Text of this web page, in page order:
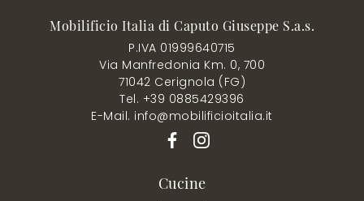
Mobilificio Italia di Caputo Giuseppe S.a.s.
P.IVA 01999640715
Via Manfredonia Km. 0, 700
71042 Cerignola (FG)
Tel. +39 0885429396
E-Mail. info@mobilificioitalia.it
Cucine